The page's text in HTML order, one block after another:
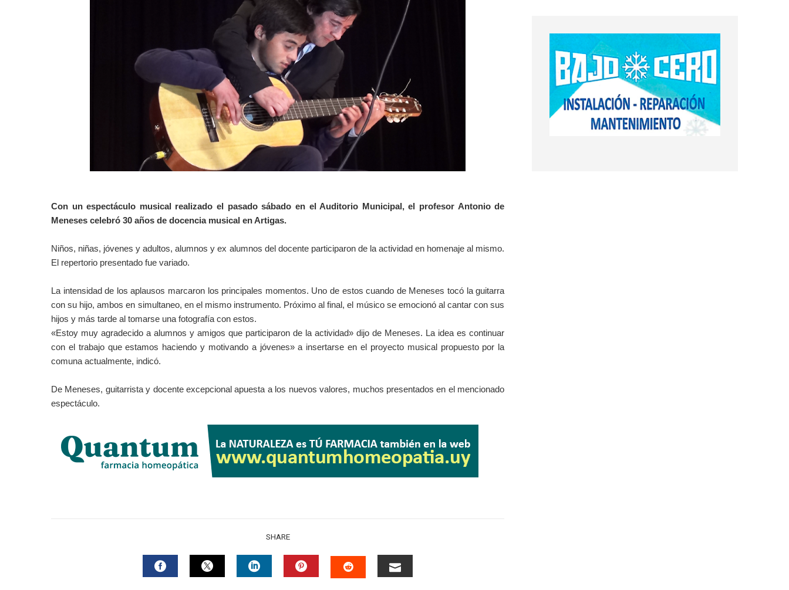
Con un espectáculo musical realizado el pasado sábado en el Auditorio Municipal, el profesor Antonio de
Meneses celebró 30 años de docencia musical en Artigas.
Niños, niñas, jóvenes y adultos, alumnos y ex alumnos del docente participaron de la actividad en homenaje al mismo.
El repertorio presentado fue variado.
La intensidad de los aplausos marcaron los principales momentos. Uno de estos cuando de Meneses tocó la guitarra
con su hijo, ambos en simultaneo, en el mismo instrumento. Próximo al final, el músico se emocionó al cantar con sus
hijos y más tarde al tomarse una fotografía con estos.
«Estoy muy agradecido a alumnos y amigos que participaron de la actividad» dijo de Meneses. La idea es continuar
con el trabajo que estamos haciendo y motivando a jóvenes» a insertarse en el proyecto musical propuesto por la
comuna actualmente, indicó.
De Meneses, guitarrista y docente excepcional apuesta a los nuevos valores, muchos presentados en el mencionado
espectáculo.
SHARE